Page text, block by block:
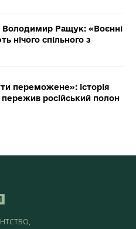
Володимир Ращук: «Воєнні
нічого спільного з
переможене»: історія
пережив російський полон